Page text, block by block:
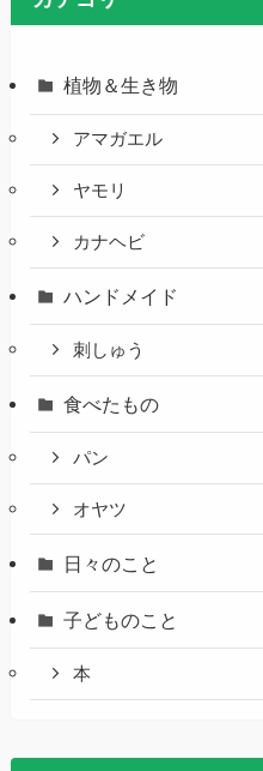
植物＆生き物
アマガエル
ヤモリ
カナヘビ
ハンドメイド
刺しゅう
食べたもの
パン
オヤツ
日々のこと
子どものこと
本